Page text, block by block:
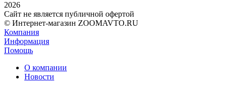
2026
Сайт не является публичной офертой
© Интернет-магазин ZOOMAVTO.RU
Компания
Информация
Помощь
О компании
Новости